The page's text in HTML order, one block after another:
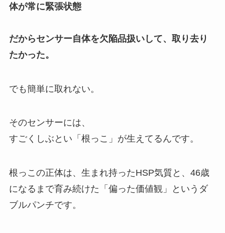
体が常に緊張状態
だからセンサー自体を欠陥品扱いして、取り去り
たかった。
でも簡単に取れない。
そのセンサーには、
すごくしぶとい「根っこ」が生えてるんです。
根っこの正体は、生まれ持ったHSP気質と、46歳
になるまで育み続けた「偏った価値観」というダ
ブルパンチです。